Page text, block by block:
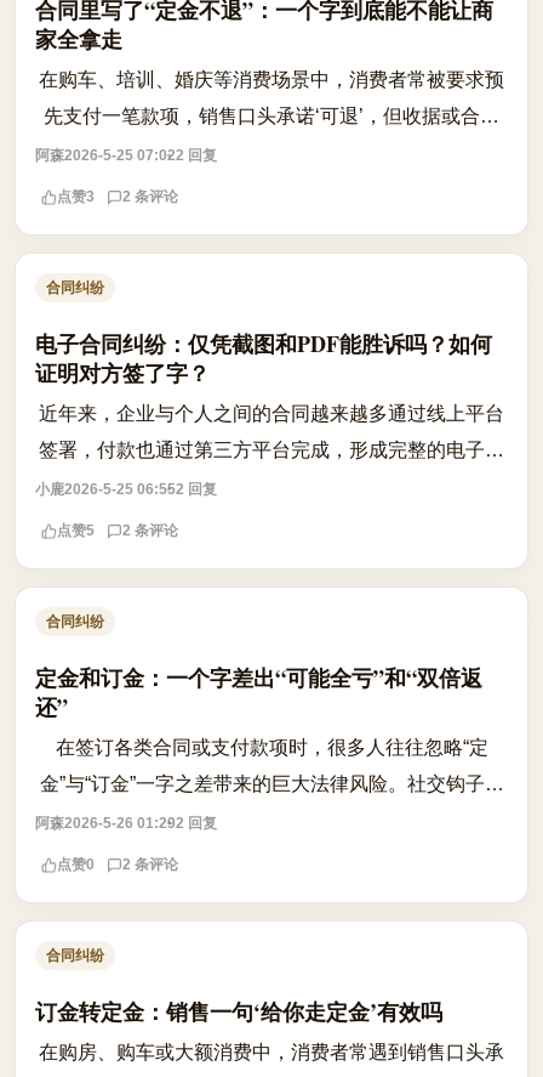
合同里写了“定金不退”：一个字到底能不能让商
家全拿走
在购车、培训、婚庆等消费场景中，消费者常被要求预
先支付一笔款项，销售口头承诺‘可退’，但收据或合同
却明确标注为‘定金’。一旦反悔，商家便以‘定金不退’为
由拒绝退款，引发争议。根据《...
阿森2026-5-25 07:022 回复
点赞3 2 条评论
合同纠纷
电子合同纠纷：仅凭截图和PDF能胜诉吗？如何
证明对方签了字？
近年来，企业与个人之间的合同越来越多通过线上平台
签署，付款也通过第三方平台完成，形成完整的电子化
流程。然而一旦发生纠纷，当事人往往只剩下一纸PDF
合同和聊天记录截图，此时法院是否认可...
小鹿2026-5-25 06:552 回复
点赞5 2 条评论
合同纠纷
定金和订金：一个字差出“可能全亏”和“双倍返
还”
在签订各类合同或支付款项时，很多人往往忽略“定
金”与“订金”一字之差带来的巨大法律风险。社交钩子在
于，许多人交钱时天真地以为这笔钱随时可以退回，反
悔时才发现收据上赫然写着“定金”。...
阿森2026-5-26 01:292 回复
点赞0 2 条评论
合同纠纷
订金转定金：销售一句‘给你走定金’有效吗
在购房、购车或大额消费中，消费者常遇到销售口头承